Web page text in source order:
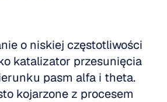
o niskiej częstotliwości
katalizator przesunięcia
pasm alfa i theta.
kojarzone z procesem